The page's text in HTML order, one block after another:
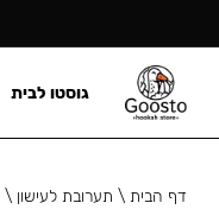
דף הבית\ תערובת לעישון \
גוסטו לבית